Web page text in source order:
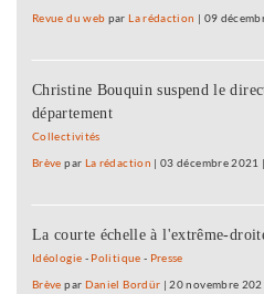
Revue du web parLa rédaction | 09
Christine Bouquin suspend le
département
Collectivités
Brève par La rédaction |03 décembre 2021 |
La courte échelle à l'extrême-
Idéologie - Politique - Presse
Brève par Daniel Bordür |20 novembre